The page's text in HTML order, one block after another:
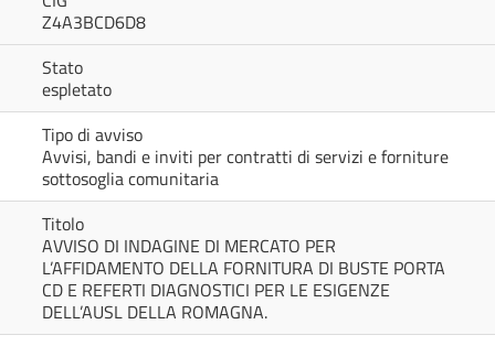
Z4A3BCD6D8
Stato
espletato
Tipo di avviso
Avvisi, bandi e inviti per contratti di servizi e forniture
sottosoglia comunitaria
Titolo
AVVISO DI INDAGINE DI MERCATO PER
L’AFFIDAMENTO DELLA FORNITURA DI BUSTE PORTA
CD E REFERTI DIAGNOSTICI PER LE ESIGENZE
DELL’AUSL DELLA ROMAGNA.